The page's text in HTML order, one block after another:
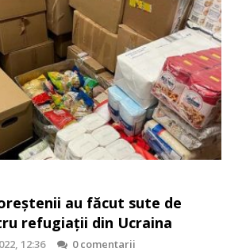
au făcut sute de
refugiații din Ucraina
12:36
0 comentarii